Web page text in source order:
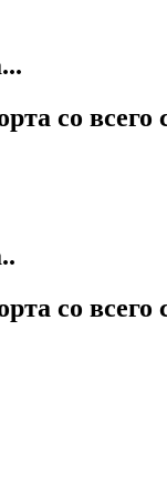
со всего
со всего